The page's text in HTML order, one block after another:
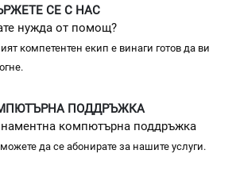
СЕ С НАС
нужда от помощ?
компетентен екип е винаги готов да ви
ПОДДРЪЖКА
компютърна поддръжка
да се абонирате за нашите услуги.